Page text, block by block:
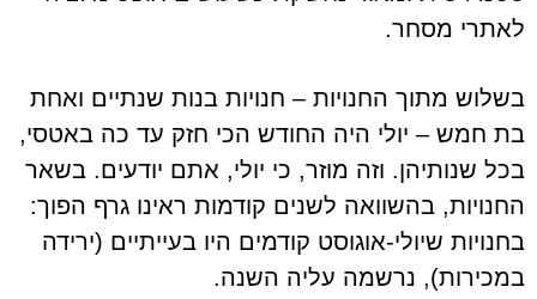
לאתרי מסחר.
בשלוש מתוך החנויות – חנויות בנות שנתיים ואחת
בת חמש – יולי היה החודש הכי חזק עד כה באטסי,
בכל שנותיהן. וזה מוזר, כי יולי, אתם יודעים. בשאר
החנויות, בהשוואה לשנים קודמות ראינו גרף הפוך:
בחנויות שיולי-אוגוסט קודמים היו בעייתיים (ירידה
במכירות), נרשמה עליה השנה.